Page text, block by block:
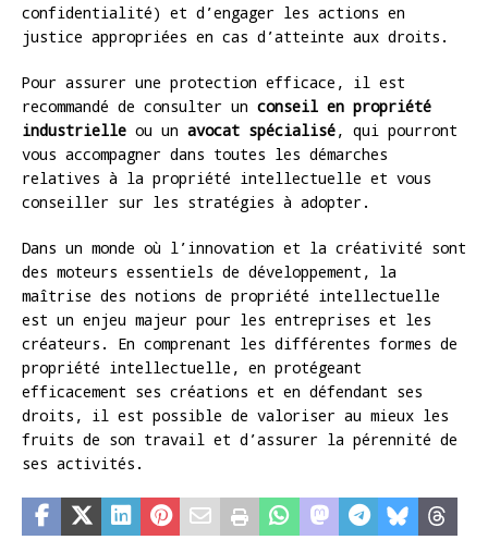
confidentialité) et d’engager les actions en
justice appropriées en cas d’atteinte aux droits.
Pour assurer une protection efficace, il est
recommandé de consulter un conseil en propriété
industrielle ou un avocat spécialisé, qui pourront
vous accompagner dans toutes les démarches
relatives à la propriété intellectuelle et vous
conseiller sur les stratégies à adopter.
Dans un monde où l’innovation et la créativité sont
des moteurs essentiels de développement, la
maîtrise des notions de propriété intellectuelle
est un enjeu majeur pour les entreprises et les
créateurs. En comprenant les différentes formes de
propriété intellectuelle, en protégeant
efficacement ses créations et en défendant ses
droits, il est possible de valoriser au mieux les
fruits de son travail et d’assurer la pérennité de
ses activités.